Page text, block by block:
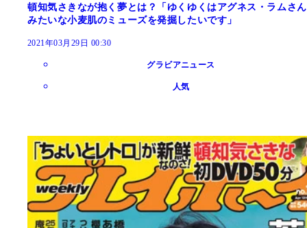
頓知気さきなが抱く夢とは？「ゆくゆくはアグネス・ラムさん
みたいな小麦肌のミューズを発掘したいです」
2021年03月29日 00:30
グラビアニュース
人気